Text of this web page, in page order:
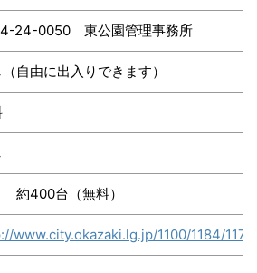
24-0050 東公園管理事務所
自由に出入りできます）
約400台（無料）
www.city.okazaki.lg.jp/1100/1184/